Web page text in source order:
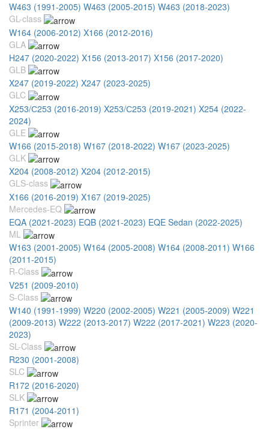
W463 (1991-2005) W463 (2005-2015) W463 (2018-2023)
GL-class
W164 (2006-2012) X166 (2012-2016)
GLA
H247 (2020-2022) X156 (2013-2017) X156 (2017-2020)
GLB
X247 (2019-2022) X247 (2023-2025)
GLC
X253/С253 (2016-2019) X253/С253 (2019-2021) X254 (2022-
2024)
GLE
W166 (2015-2018) W167 (2018-2022) W167 (2023-2025)
GLK
X204 (2008-2012) X204 (2012-2015)
GLS-class
X166 (2016-2019) X167 (2019-2025)
Mercedes-EQ
EQA (2021-2023) EQB (2021-2023) EQE Sedan (2022-2025)
ML
W163 (2001-2005) W164 (2005-2008) W164 (2008-2011) W166
(2011-2015)
R-Class
V251 (2009-2010)
S-Class
W140 (1991-1999) W220 (2002-2005) W221 (2005-2009) W221
(2009-2013) W222 (2013-2017) W222 (2017-2021) W223 (2020-
2023)
SL-Class
R230 (2001-2008)
SLC
R172 (2016-2020)
SLK
R171 (2004-2011)
Sprinter